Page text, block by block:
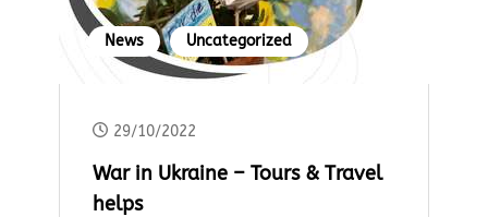
News Uncategorized
29/10/2022
War in Ukraine – Tours & Travel
helps